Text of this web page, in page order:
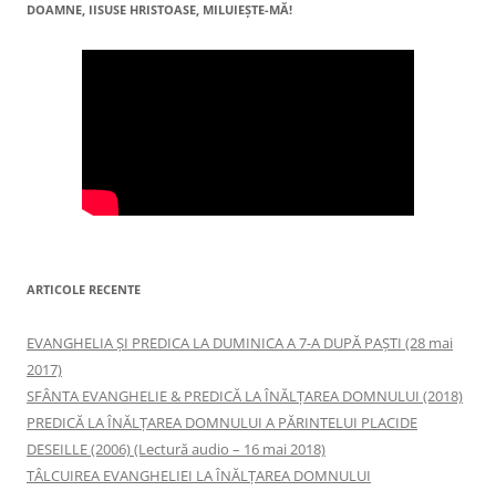
DOAMNE, IISUSE HRISTOASE, MILUIEŞTE-MĂ!
ARTICOLE RECENTE
EVANGHELIA ȘI PREDICA LA DUMINICA A 7-A DUPĂ PAȘTI (28 mai
2017)
SFÂNTA EVANGHELIE & PREDICĂ LA ÎNĂLŢAREA DOMNULUI (2018)
PREDICĂ LA ÎNĂLŢAREA DOMNULUI A PĂRINTELUI PLACIDE
DESEILLE (2006) (Lectură audio – 16 mai 2018)
TÂLCUIREA EVANGHELIEI LA ÎNĂLŢAREA DOMNULUI